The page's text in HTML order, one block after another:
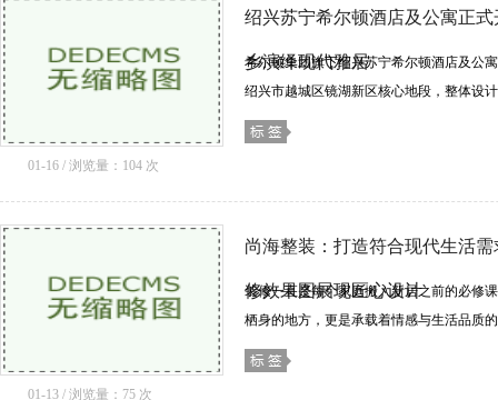
01-16 / 浏览量：104 次
绍兴苏宁希尔顿酒店及公寓正
乡演绎现代雅居
希尔顿集团旗下绍兴苏宁希尔顿酒店及公
绍兴市越城区镜湖新区核心地段，整体设
情，并巧妙融入现代设计美学。其核心灵
01-13 / 浏览量：75 次
尚海整装：打造符合现代生活
修效果图展现匠心设计
装修一直是每个家庭搬入新居之前的必修
栖身的地方，更是承载着情感与生活品质
越多的装修公司致力于为消费者提供个性